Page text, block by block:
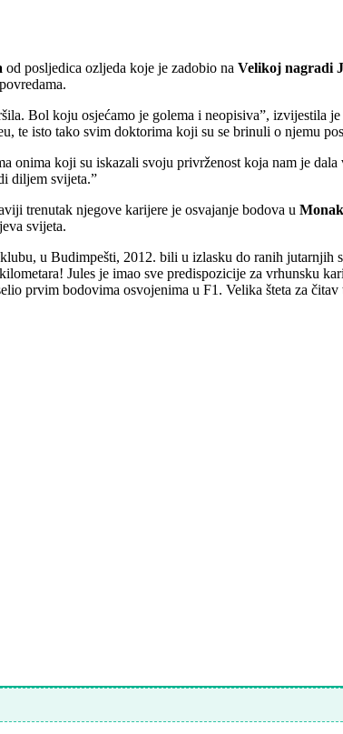
od posljedica ozljeda koje je zadobio na Velikoj nagradi
Bol koju osjećamo je golema i neopisiva”, izvijestila je
te isto tako svim doktorima koji su se brinuli o njemu
onima koji su iskazali svoju privrženost koja nam je
diljem svijeta.”
trenutak njegove karijere je osvajanje bodova u
svijeta.
u Budimpešti, 2012. bili u izlasku do ranih
Jules je imao sve predispozicije za vrhunsku
prvim bodovima osvojenima u F1. Velika šteta za